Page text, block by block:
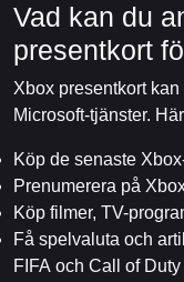
Vad kan du
presentkort
Xbox presentkort
Microsoft-tjänster.
Köp de senaste
Prenumerera på
Köp filmer, TV-
Få spelvaluta och
FIFA och Call of Duty